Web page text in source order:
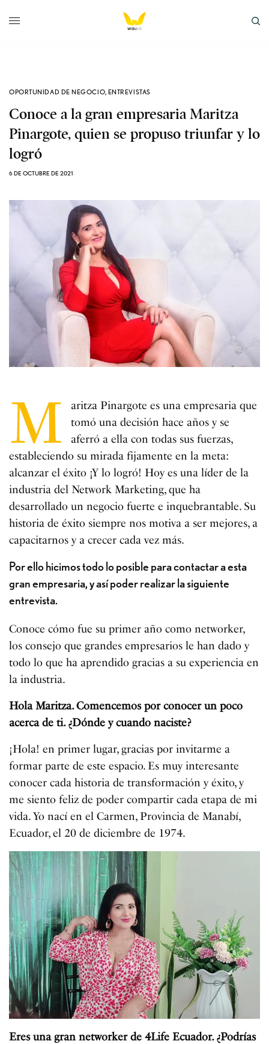
OPORTUNIDAD DE NEGOCIO, ENTREVISTAS
Conoce a la gran empresaria Maritza
Pinargote, quien se propuso triunfar y lo
logró
6 DE OCTUBRE DE 2021
M
aritza Pinargote es una empresaria que
tomó una decisión hace años y se
aferró a ella con todas sus fuerzas,
estableciendo su mirada fijamente en la meta:
alcanzar el éxito ¡Y lo logró! Hoy es una líder de la
industria del Network Marketing, que ha
desarrollado un negocio fuerte e inquebrantable. Su
historia de éxito siempre nos motiva a ser mejores, a
capacitarnos y a crecer cada vez más.
Por ello hicimos todo lo posible para contactar a esta
gran empresaria, y así poder realizar la siguiente
entrevista.
Conoce cómo fue su primer año como networker,
los consejo que grandes empresarios le han dado y
todo lo que ha aprendido gracias a su experiencia en
la industria.
Hola Maritza. Comencemos por conocer un poco
acerca de ti. ¿Dónde y cuando naciste?
¡Hola! en primer lugar, gracias por invitarme a
formar parte de este espacio. Es muy interesante
conocer cada historia de transformación y éxito, y
me siento feliz de poder compartir cada etapa de mi
vida. Yo nací en el Carmen, Provincia de Manabí,
Ecuador, el 20 de diciembre de 1974.
Eres una gran networker de 4Life Ecuador. ¿Podrías